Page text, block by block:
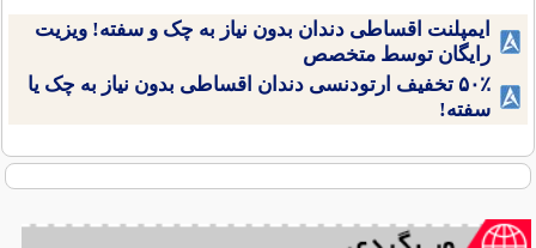
ایمپلنت اقساطی دندان بدون نیاز به چک و سفته! ویزیت
رایگان توسط متخصص
۵۰٪ تخفیف ارتودنسی دندان اقساطی بدون نیاز به چک یا
سفته!